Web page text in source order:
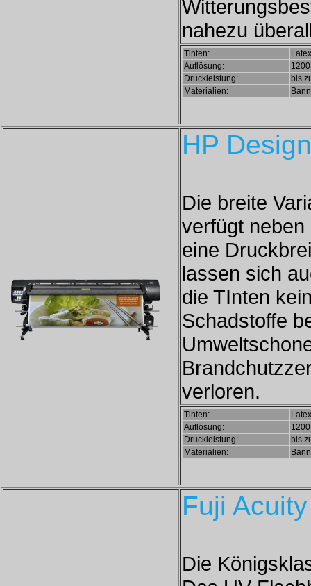
nahezu
Tinten:
Auflösung:
Druckleistung:
bis
Materialien:
HP
Die breite
verfügt
eine
lassen sich
die TInten
Schadstoffe
verloren.
Tinten:
Auflösung:
Druckleistung:
bis
Materialien:
Fuji
Die